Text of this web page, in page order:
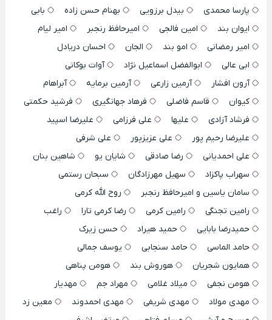
پارسا محمدی
بیدل برزویی بهنام حسن زاده
بابی
ایوان بند
امین فالجی امیرحافظ رنجبر
امیر لیام
امیر رمضانی
امو بند الجان
احسان دریادل
ابی عالی
ابوالفضل اسماعیل نژاد
آوات بوکانی
آرون افشار
آرمین زارعی آرمین برمایه
آبراهام
کیوان
قاسم فاضلی فرهاد جهانگیری
فرشید حکمتی
فرشاد آزادی
علیها علی فرزامی
علیرضا اسپید
علیرضا رحیم پور
علی عزیزپور
علی شرفی
علی احمدیانی
رضا صادقی شایان یو
شاهین بنان
سهراب پاکزاد
سهیل مهرزادگان
سبحان رستمی
سامان یاسین و امیرحافظ رنجبر
روح الله کرمی
رامین تجنگی
رامین کرمی رضا کرمی تارا
راغب
حمیدرضا بابایی
حمید هیراد
حسن زیرک
حامد الماسی
حامد سنجابی
یوسف جمالی
همایون شجریان
هوروش بند
هومن پناهی
هومن نجفی
میلاد غلامی مهراد جم
مهدیار
مهدی مولاد
مهدی شریفی مهدی احمدوند
معین زد